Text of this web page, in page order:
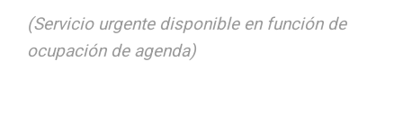
(Servicio urgente disponible en función de
ocupación de agenda)